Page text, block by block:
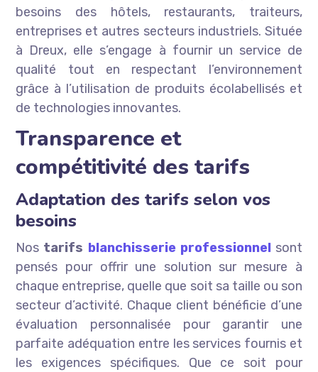
besoins des hôtels, restaurants, traiteurs,
entreprises et autres secteurs industriels. Située
à Dreux, elle s’engage à fournir un service de
qualité tout en respectant l’environnement
grâce à l’utilisation de produits écolabellisés et
de technologies innovantes.
Transparence et
compétitivité des tarifs
Adaptation des tarifs selon vos
besoins
Nos tarifs blanchisserie professionnelsont
pensés pour offrir une solution sur mesure à
chaque entreprise, quelle que soit sa taille ou son
secteur d’activité. Chaque client bénéficie d’une
évaluation personnalisée pour garantir une
parfaite adéquation entre les services fournis et
les exigences spécifiques. Que ce soit pour